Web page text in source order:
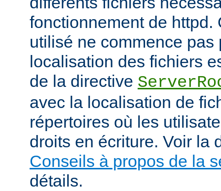
fonctionnement de httpd.
utilisé ne commence pas
localisation des fichiers
de la directive
avec la localisation de
répertoires où les
droits en écriture. Voir la
Conseils à propos de la
détails.